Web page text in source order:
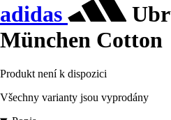
adidas
München Cotton
Produkt není k dispozici
Všechny varianty jsou vyprodány